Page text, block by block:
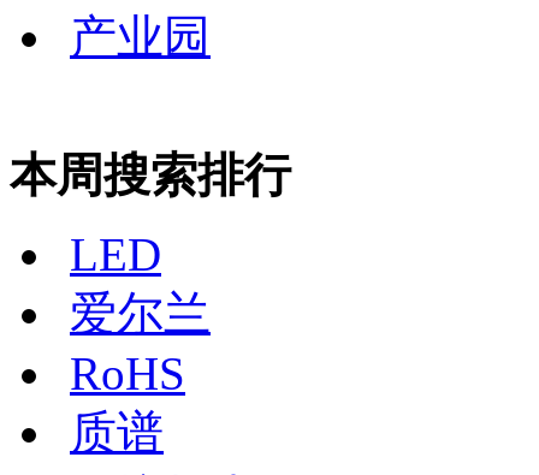
产业园
本周搜索排行
LED
爱尔兰
RoHS
质谱